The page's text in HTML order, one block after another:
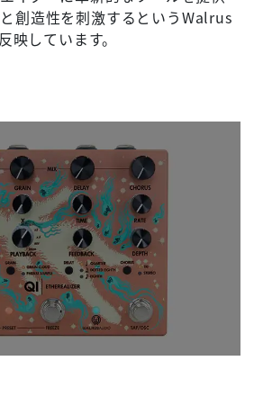
創造性を刺激するというWalrus
しています。